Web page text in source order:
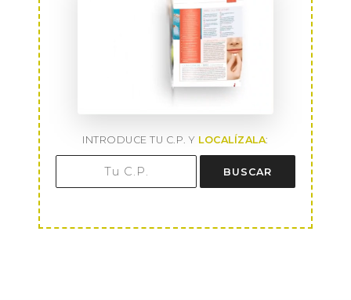
INTRODUCE TU C.P. Y LOCALÍZALA:
BUSCAR